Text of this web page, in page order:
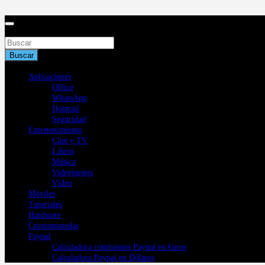
al
Buscar
Aplicaciones
Office
WhatsApp
Hotmail
Seguridad
Entretenimiento
Cine y TV
Libros
Música
Videojuegos
Vídeo
Móviles
Tutoriales
Hardware
Criptomonedas
Paypal
Calculadora comisiones Paypal en €uros
Calculadora Paypal en Dólares